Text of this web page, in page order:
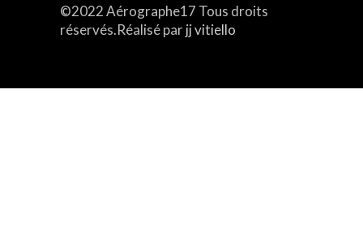
©2022 Aérographe17 Tous droits
réservés.Réalisé parjj vitiello